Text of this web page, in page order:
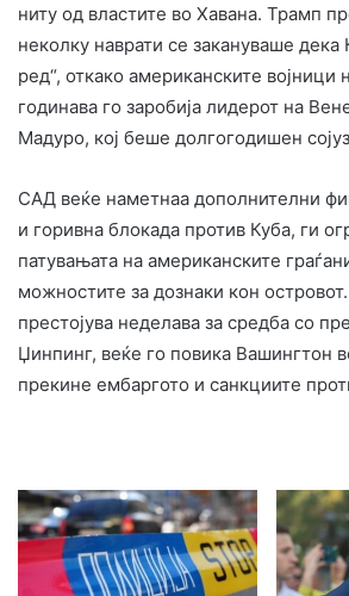
ниту од властите во Хавана. Трамп
неколку наврати се закануваше дека
ред“, откако американските војници
годинава го заробија лидерот на
Мадуро, кој беше долгогодишен
САД веќе наметнаа дополнителни
и горивна блокада против Куба, ги
патувањата на американските
можностите за дознаки кон
престојува неделава за средба со
Џинпинг, веќе го повика Вашингтон
прекине ембаргото и санкциите